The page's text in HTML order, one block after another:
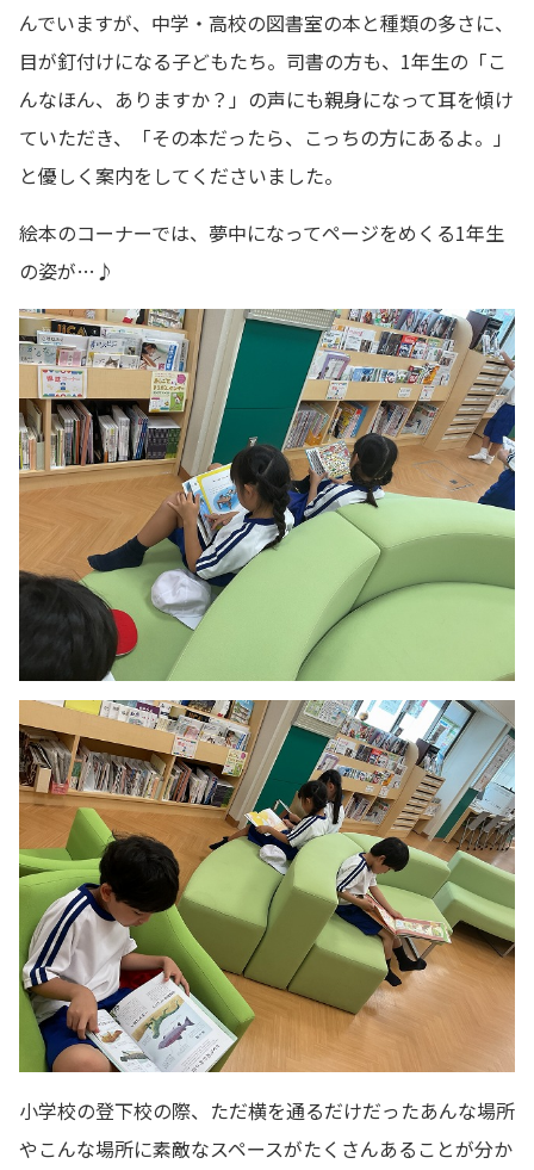
んでいますが、中学・高校の図書室の本と種類の多さに、
目が釘付けになる子どもたち。司書の方も、1年生の「こ
んなほん、ありますか？」の声にも親身になって耳を傾け
ていただき、「その本だったら、こっちの方にあるよ。」
と優しく案内をしてくださいました。
絵本のコーナーでは、夢中になってページをめくる1年生
の姿が…♪
小学校の登下校の際、ただ横を通るだけだったあんな場所
やこんな場所に素敵なスペースがたくさんあることが分か